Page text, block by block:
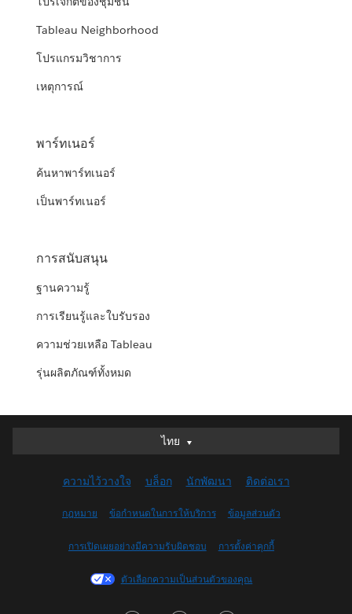
Tableau Neighborhood
โปรแกรมวิชาการ
เหตุการณ์
พาร์ทเนอร์
ค้นหาพาร์ทเนอร์
เป็นพาร์ทเนอร์
การสนับสนุน
ฐานความรู้
การเรียนรู้และใบรับรอง
ความช่วยเหลือ Tableau
รุ่นผลิตภัณฑ์ทั้งหมด
ไทย
ไทย
English (UK)
English (US)
Français (Canada)
Français (France)
ความไว้วางใจ บล็อก นักพัฒนา ติดต่อเรา
กฎหมาย ข้อกำหนดในการให้บริการ ข้อมูลส่วนตัว
การเปิดเผยอย่างมีความรับผิดชอบ การตั้งค่าคุกกี้
ตัวเลือกความเป็นส่วนตัวของคุณ